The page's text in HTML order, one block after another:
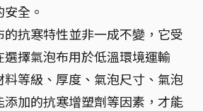
全。
抗寒特性並非一成不變，它受
擇氣泡布用於低溫環境運輸
等級、厚度、氣泡尺寸、氣泡
加的抗寒增塑劑等因素，才能